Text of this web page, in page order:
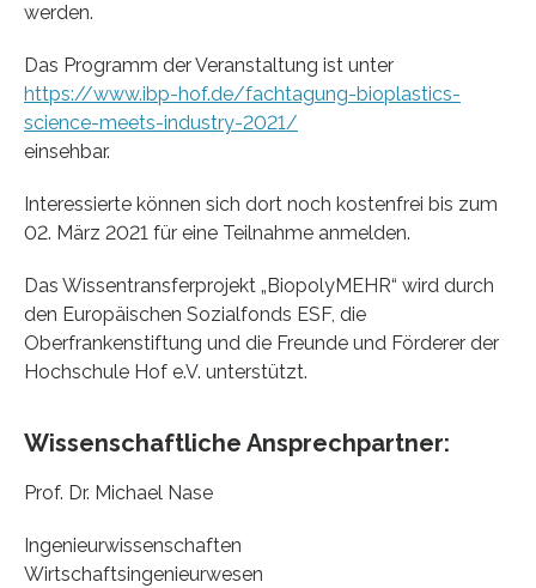
werden.
Das Programm der Veranstaltung ist unter
https://www.ibp-hof.de/fachtagung-bioplastics-
science-meets-industry-2021/
einsehbar.
Interessierte können sich dort noch kostenfrei bis zum
02. März 2021 für eine Teilnahme anmelden.
Das Wissentransferprojekt „BiopolyMEHR“ wird durch
den Europäischen Sozialfonds ESF, die
Oberfrankenstiftung und die Freunde und Förderer der
Hochschule Hof e.V. unterstützt.
Wissenschaftliche Ansprechpartner:
Prof. Dr. Michael Nase
Ingenieurwissenschaften
Wirtschaftsingenieurwesen